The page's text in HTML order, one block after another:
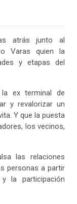
atrás junto al
Varas quien la
y etapas del
ex terminal de
y revalorizar un
Y que la puesta
los vecinos,
las relaciones
personas a partir
la participación